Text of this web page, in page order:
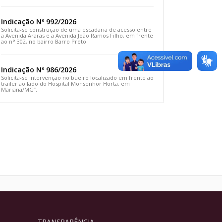
Indicação Nº 992/2026
Solicita-se construção de uma escadaria de acesso entre
a Avenida Araras e a Avenida João Ramos Filho, em frente
ao n° 302, no bairro Barro Preto
Indicação Nº 986/2026
Solicita-se intervenção no bueiro localizado em frente ao
trailer ao lado do Hospital Monsenhor Horta, em
Mariana/MG”.